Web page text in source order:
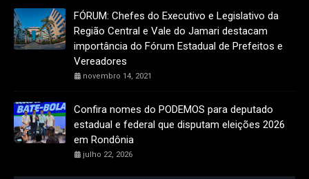
FÓRUM: Chefes do Executivo e Legislativo da
Região Central e Vale do Jamari destacam
importância do Fórum Estadual de Prefeitos e
Vereadores
novembro 14, 2021
Confira nomes do PODEMOS para deputado
estadual e federal que disputam eleições 2026
em Rondônia
julho 22, 2026